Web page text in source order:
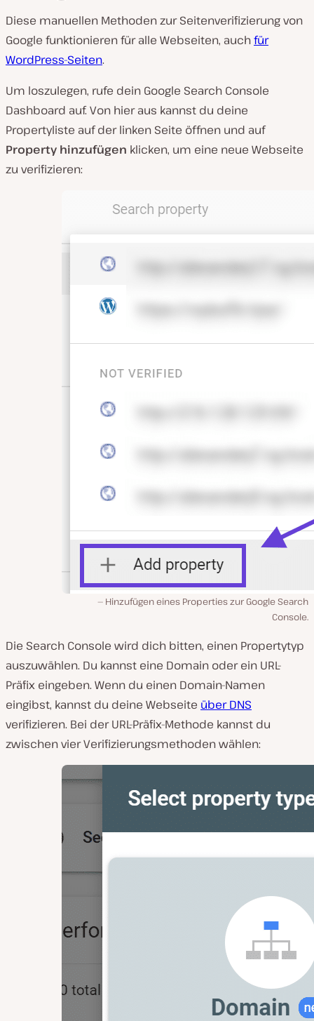
Diese manuellen Methoden zur Seitenverifizierung von
Google funktionieren für alle Webseiten, auchfür
WordPress-Seiten.
Um loszulegen, rufe dein Google Search Console
Dashboard auf. Von hier aus kannst du deine
Propertyliste auf der linken Seite öffnen und auf
Property hinzufügen klicken, um eine neue Webseite
zu verifizieren:
Hinzufügen eines Properties zur Google Search
Console.
Die Search Console wird dich bitten, einen Propertytyp
auszuwählen. Du kannst eine Domain oder ein URL-
Präfix eingeben. Wenn du einen Domain-Namen
eingibst, kannst du deine Webseite über DNS
verifizieren. Bei der URL-Präfix-Methode kannst du
zwischen vier Verifizierungsmethoden wählen: